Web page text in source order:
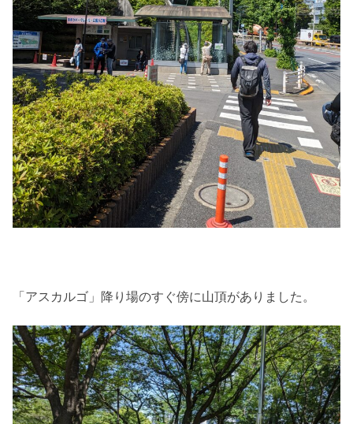
「アスカルゴ」降り場のすぐ傍に山頂がありました。